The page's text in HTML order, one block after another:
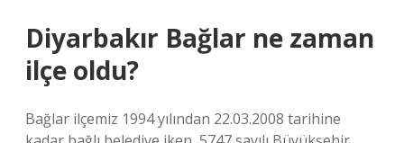
Diyarbakır Bağlar ne zaman
ilçe oldu?
Bağlar ilçemiz 1994 yılından 22.03.2008 tarihine